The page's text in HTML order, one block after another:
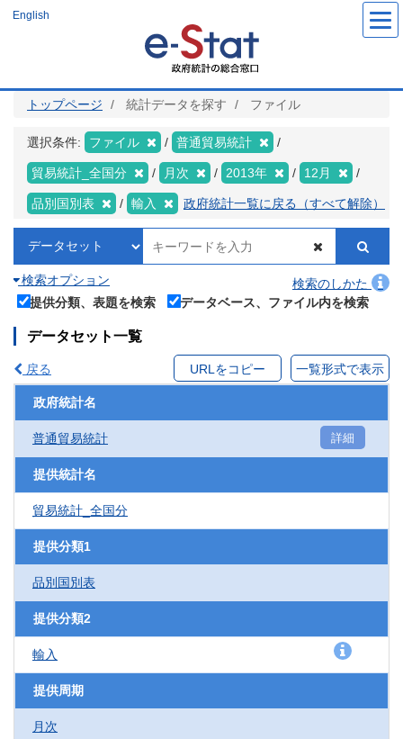
ツ
English
トップページ 統計データを探す ファイル
選択条件: ファイル 普通貿易統計
貿易統計_全国分 月次 2013年 12月
品別国別表 輸入 政府統計一覧に戻る（すべて解除）
検索オプション
検索のしかた
提供分類、表題を検索
データベース、ファイル内を検索
データセット一覧
戻る URLをコピー 一覧形式で表示
政府統計名
普通貿易統計 詳細
提供統計名
貿易統計_全国分
提供分類1
品別国別表
提供分類2
輸入
提供周期
月次